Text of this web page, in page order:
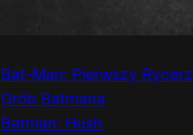
Bat-Man: Pierwszy Rycerz
Grób Batmana
Batman: Hush